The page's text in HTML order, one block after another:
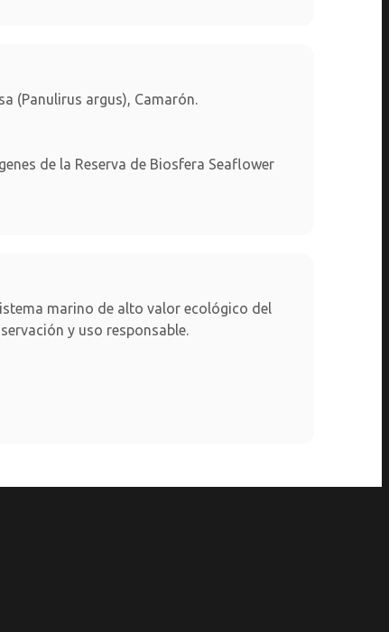
(Panulirus argus), Camarón.
de la Reserva de Biosfera Seaflower
marino de alto valor ecológico del
y uso responsable.